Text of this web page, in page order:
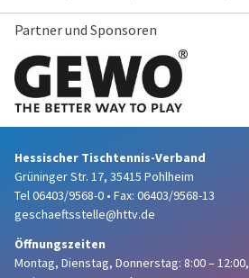
Partner und Sponsoren
Hessischer Tischtennis-Verband
Grüninger Str. 17, 35415 Pohlheim
Tel 06403/9568-0 • Fax: 06403/9568-13
geschaeftsstelle@httv.de
Öffnungszeiten
Montag, Dienstag, Donnerstag: 8:00 – 12:00,